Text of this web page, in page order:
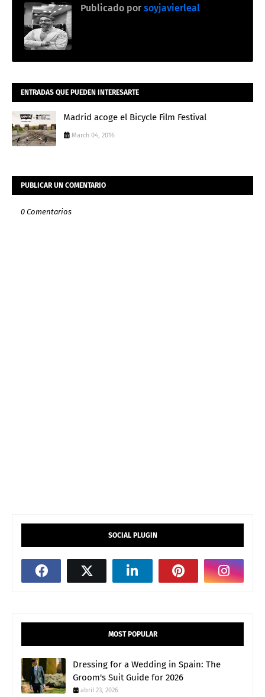
Publicado por soyjavierleal
ENTRADAS QUE PUEDEN INTERESARTE
Madrid acoge el Bicycle Film Festival
March 04, 2016
PUBLICAR UN COMENTARIO
0 Comentarios
SOCIAL PLUGIN
MOST POPULAR
Dressing for a Wedding in Spain: The
Groom's Suit Guide for 2026
abril 23, 2026